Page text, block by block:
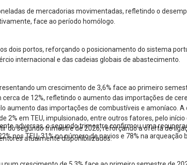
de mercadorias movimentadas, refletindo o
face ao período homólogo.
dois portos, reforçando o posicionamento do sistema
internacional e das cadeias globais de abastecimento.
um crescimento de 3,6% face ao primeiro
de 12%, refletindo o aumento das importações de
aumento das importações de combustíveis e amoníaco. A
em TEU, impulsionado, entre outros fatores, pelo início
do segundo trimestre de 2026, reforçando a oferta de
atualmente disponibilizados.
adversas, o segundo trimestre confirmou uma
nos TEU, 31% no número de navios e 78% na arqueação